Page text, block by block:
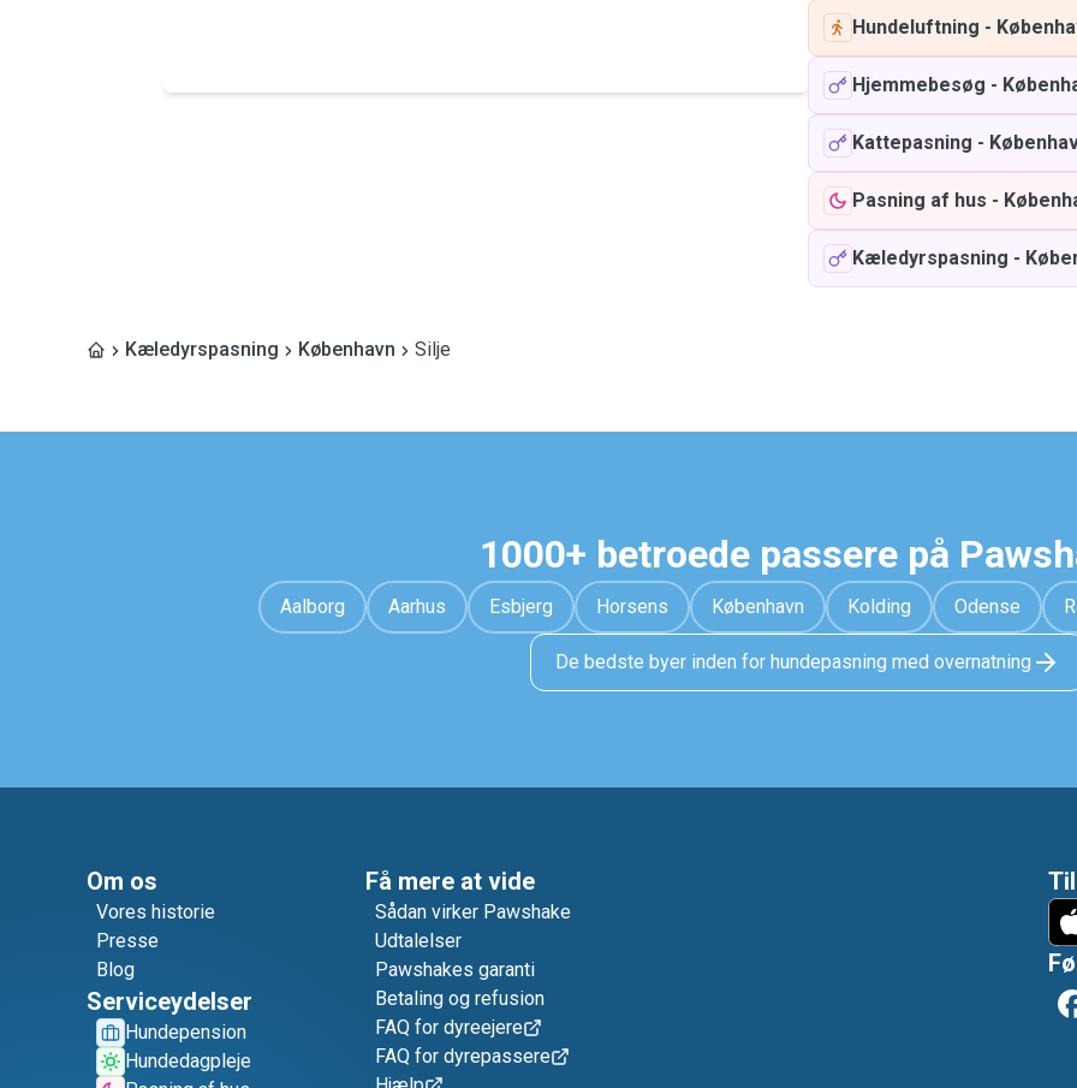
Hundeluftning -
Hjemmebesøg -
Kattepasning -
Pasning af hus -
Kæledyrspasning -
Kæledyrspasning København Silje
1000+ betroede passere på
Aalborg Aarhus Esbjerg Horsens København Kolding Odense
De bedste byer inden for hundepasning med overnatning
Om os
Vores historie
Presse
Blog
Serviceydelser
Hundepension
Hundedagpleje
Få mere at vide
Sådan virker Pawshake
Udtalelser
Pawshakes garanti
Betaling og refusion
FAQ for dyreejere
FAQ for dyrepassere